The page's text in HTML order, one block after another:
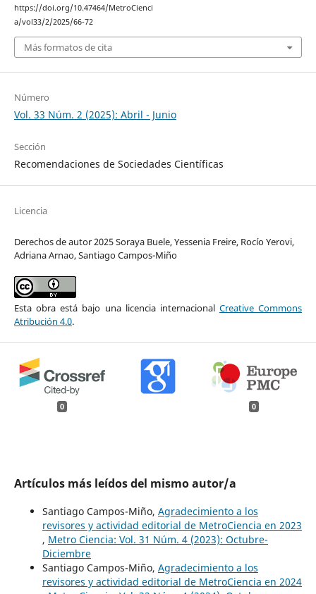
https://doi.org/10.47464/MetroCienci
a/vol33/2/2025/66-72
Más formatos de cita
Número
Vol. 33 Núm. 2 (2025): Abril - Junio
Sección
Recomendaciones de Sociedades Científicas
Licencia
Derechos de autor 2025 Soraya Buele, Yessenia Freire, Rocío Yerovi,
Adriana Arnao, Santiago Campos-Miño
Esta obra está bajo una licencia internacional Creative Commons
Atribución 4.0.
0 0
Artículos más leídos del mismo autor/a
Santiago Campos-Miño, Agradecimiento a los
revisores y actividad editorial de MetroCiencia en 2023
, Metro Ciencia: Vol. 31 Núm. 4 (2023): Octubre-
Diciembre
Santiago Campos-Miño, Agradecimiento a los
revisores y actividad editorial de MetroCiencia en 2024